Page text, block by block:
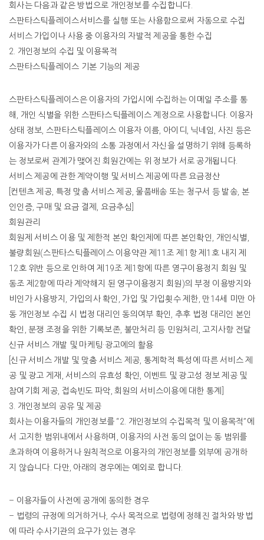
회사는 다음과 같은 방법으로 개인정보를 수집합니다
스판타스틱플레이스서비스를 실행 또는 사용함으로써 자동으로 수집
서비스 가입이나 사용 중 이용자의 자발적 제공을 통한 수집
2. 개인정보의 수집 및 이용목적
스판타스틱플레이스 기본 기능의 제공
스판타스틱플레이스은 이용자의 가입시에 수집하는 이메일 주소를 통
해
개인 식별을 위한 스판타스틱플레이스 계정으로 사용합니다 이용자
상태 정보 스판타스틱플레이스 이용자 이름 아이디 닉네임 사진 등은
이용자가 다른 이용자와의 소통 과정에서 자신을 설명하기 위해 등록하
는 정보로써 관계가 맺어진 회원간에는 위 정보가 서로 공개됩니다.
서비스 제공에 관한 계약이행 및 서비스 제공에 따른 요금정산
컨텐츠 제공, 특정 맞춤 서비스 제공,물품배송 또는 청구서 등 발송, 본
인인증,구매 및 요금 결제 요금추심
회원관리
회원제 서비스 이용 및 제한적 본인 확인제에 따른 본인확인 개인식별
불량회원(스판타스틱플레이스 이용약관 제 11조 제 1 항 제 1 호 내지 제
12호 위반 등으로 인하여 제 19조 제 1 항에 따른 영구이용정지 회원 및
동조 제 2항에 따라 계약해지 된 영구이용정지 회원 )의 부정 이용방지와
비인가 사용방지 가입의사 확인 가입 및 가입횟수 제한 만14세 미만 아
동 개인정보 수집 시 법정 대리인 동의여부 확인 추후 법정 대리인 본인
확인 ,분쟁 조정을 위한 기록보존 불만처리 등 민원처리 ,고지사항 전달
신규 서비스 개발 및 마케팅·광고에의 활용
[신규 서비스 개발 및 맞춤 서비스 제공 통계학적 특성에 따른 서비스 제
공 및 광고 게재 ,서비스의 유효성 확인 이벤트 및 광고성 정보 제공 및
참여기회 제공, 접속빈도 파악 ,회원의 서비스이용에 대한 통계
3. 개인정보의 공유 및 제공
회사는 이용자들의 개인정보를 “2. 개인정보의 수집목적 및 이용목적”에
서 고지한 범위내에서 사용하며 이용자의 사전 동의 없이는 동 범위를
초과하여 이용하거나 원칙적으로 이용자의 개인정보를 외부에 공개하
지 않습니다 다만 아래의 경우에는 예외로 합니다.
– 이용자들이 사전에 공개에 동의한 경우
– 법령의 규정에 의거하거나 수사 목적으로 법령에 정해진 절차와 방법
에
따라 수사기관의 요구가 있는 경우